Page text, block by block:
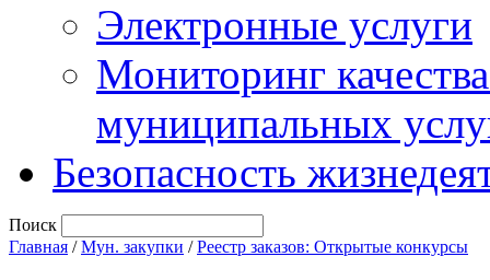
Электронные услуги
Мониторинг
муниципальных
Безопасность
Поиск
Главная /Мун. закупки /Реестр заказов: Открытые конкурсы